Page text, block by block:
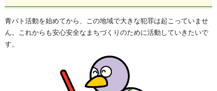
青パト活動を始めてから、この地域で大きな犯罪は起こっていませ
ん。これからも安心安全なまちづくりのために活動していきたいで
す。